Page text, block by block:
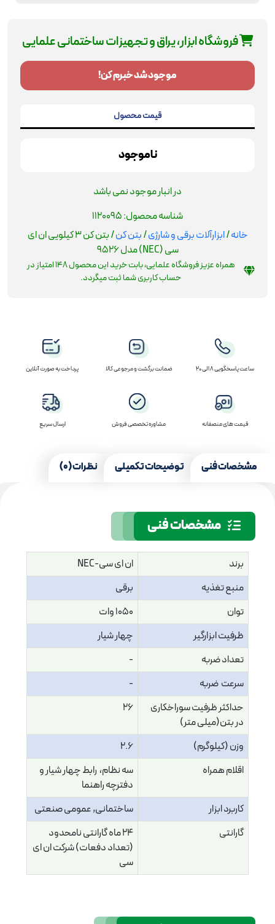
فروشگاه ابزار، یراق و تجهیزات ساختمانی علمایی
موجود شد خبرم کن!
قیمت محصول
ناموجود
در انبار موجود نمی باشد
شناسه محصول:1120095
خانه/ابزارآلات برقی و شارژی/بتن کن
/ بتن کن 3 کیلویی ان ای
سی (NEC) مدل 9526
همراه عزیز فروشگاه علمایی، بابت خرید این محصول148امتیاز در
حساب کاربری شما ثبت میگردد.
ساعت پاسخگویی 8 الی 20 ضمانت برگشت و مرجوعی کالا پرداخت به صورت آنلاین
قیمت های منصفانه مشاوره تخصصی فروش ارسال سریع
مشخصات فنی توضیحات تکمیلی نظرات (0)
مشخصات فنی
برند
ان ای سی-NEC
منبع تغذیه
برقی
توان
1050 وات
ظرفیت ابزارگیر
چهار شیار
تعداد ضربه
-
سرعت ضربه
-
حداکثر ظرفیت سوراخکاری
در بتن(میلی متر)
26
وزن (کیلوگرم)
2.6
اقلام همراه
سه نظام، رابط چهار شیار و
دفترچه راهنما
کاربرد ابزار
ساختمانی, عمومی صنعتی
گارانتی
24 ماه گارانتی نامحدود
(تعداد دفعات) شرکت ان ای
سی